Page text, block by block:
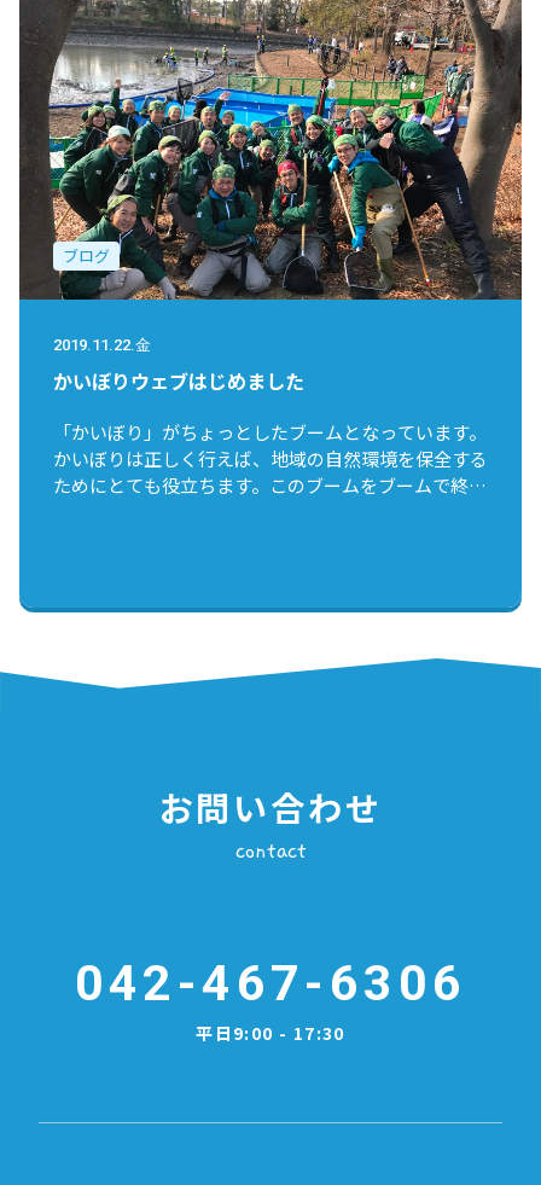
確認しているので、誰かが放流したのでしょう。 放
流されたニシキゴイ コイは体が大きく、大食漢で
す。たった２匹だけでも、小さな池においては底生動
物や水草などに悪影響を与える可能性があります。
かいぼり後の調査では、サラサヤンマやヤブヤンマの
幼虫、ハイイロゲンゴロウなど多数の水生昆虫が見ら
れるようになり、池内の生物多様性向上が確認されて
います。悪意のない放流かもしれませんが、在来種が
にぎわう水辺を目指す桜沢池では決して望まれる行為
ではありません。 放された魚は今後、捕獲する予定
です。 ※公園では動植物の持ち込み、放流は禁止し
ています。絶対にやめましょう。
ブログ
2019.11.22.金
かいぼりウェブはじめました
「かいぼり」がちょっとしたブームとなっています。
かいぼりは正しく行えば、地域の自然環境を保全する
ためにとても役立ちます。このブームをブームで終わ
な情報をウェブサイトやブログなどで発信していきま
お問い合わせ
contact
042-467-6306
平日9:00 - 17:30